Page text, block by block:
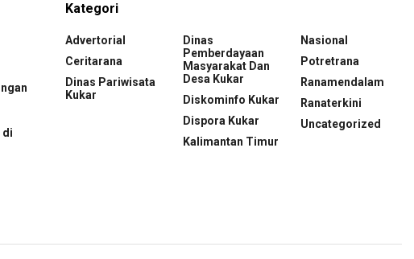
di
Kategori
Advertorial
Ceritarana
Dinas Pariwisata
Kukar
Dinas
Pemberdayaan
Masyarakat Dan
Desa Kukar
Diskominfo Kukar
Dispora Kukar
Kalimantan Timur
Nasional
Potretrana
Ranamendalam
Ranaterkini
Uncategorized